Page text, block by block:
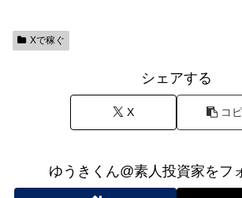
Xで稼ぐ
シェアする
X コ
ゆうきくん@素人投資家をフ